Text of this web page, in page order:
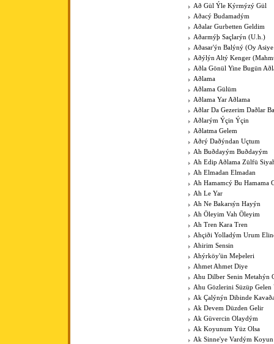
Að Gül Ýle Kýrmýzý Gül
Aðacý Budamadým
Aðalar Gurbetten Geldim
Aðarmýþ Saçlarýn (U.h.)
Aðasar'ýn Balýný (Oy
Aðýlýn Altý Kenger
Aðla Gönül Yine Bugün
Aðlama
Aðlama Gülüm
Aðlama Yar Aðlama
Aðlar Da Gezerim Daðlar
Aðlarým Ýçin Ýçin
Aðlatma Gelem
Aðrý Daðýndan Uçtum
Ah Buðdayým Buðdayým
Ah Edip Aðlama Zülfü
Ah Elmadan Elmadan
Ah Hamamcý Bu Hamama
Ah Le Yar
Ah Ne Bakarsýn Hayýn
Ah Öleyim Vah Öleyim
Ah Tren Kara Tren
Ahçiði Yolladým Urum
Ahirim Sensin
Ahýrköy'ün Meþeleri
Ahmet Ahmet Diye
Ahu Dilber Senin Metahýn
Ahu Gözlerini Süzüp Gelen
Ak Çalýnýn Dibinde
Ak Devem Düzden Gelir
Ak Güvercin Olaydým
Ak Koyunum Yüz Olsa
Ak Sinne'ye Vardým Koyun